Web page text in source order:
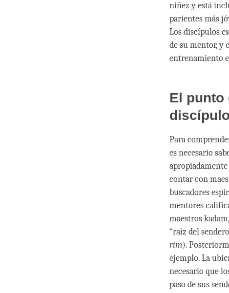
niñez y está
parientes más
Los discípulos
de su mentor, y
entrenamiento
El punto
discípulo
Para
es necesario
contar con
buscadores
mentores
maestros
“raíz del
rim).
ejemplo. La
necesario que
paso de sus